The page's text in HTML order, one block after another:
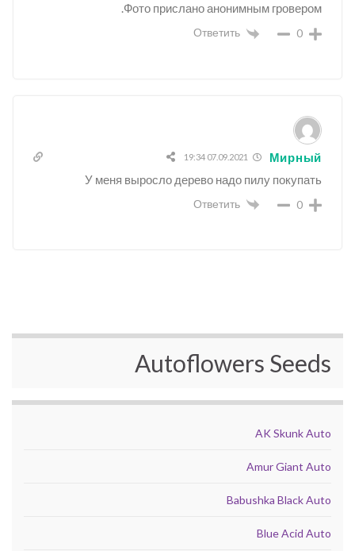
Фото прислано анонимным гровером.
0
Ответить
Мирный
У меня выросло дерево надо пилу покупать
0
Ответить
Autoflowers Seeds
AK Skunk Auto
Amur Giant Auto
Babushka Black Auto
Blue Acid Auto